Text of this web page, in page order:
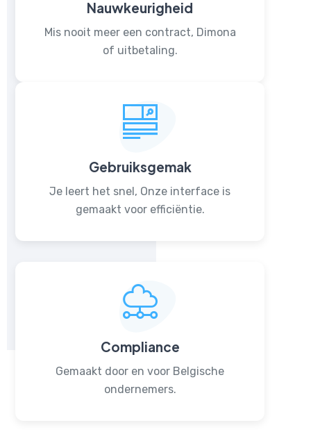
Nauwkeurigheid
Mis nooit meer een contract, Dimona
of uitbetaling.
Gebruiksgemak
Je leert het snel, Onze interface is
gemaakt voor efficiëntie.
Compliance
Gemaakt door en voor Belgische
ondernemers.